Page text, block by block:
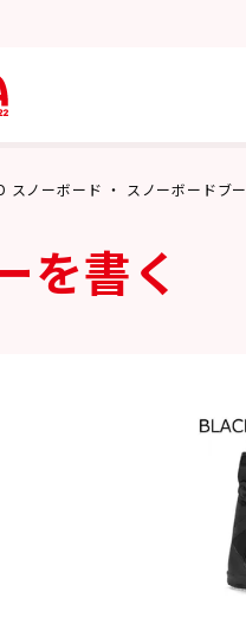
スノーボード スノーボードブ
を書く